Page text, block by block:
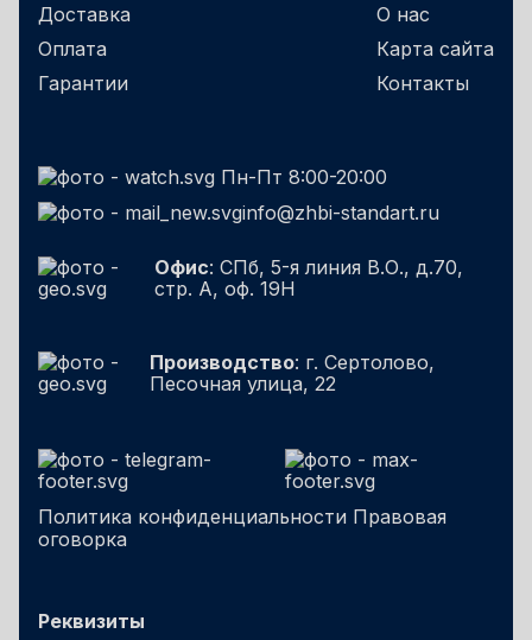
Доставка
Оплата
Гарантии
О нас
Карта сайта
Контакты
Пн-Пт 8:00-20:00
info@zhbi-standart.ru
Офис: СПб, 5-я линия В.О., д.70,
стр. А, оф. 19Н
Производство: г. Сертолово,
Песочная улица, 22
Политика конфиденциальности Правовая
оговорка
Реквизиты